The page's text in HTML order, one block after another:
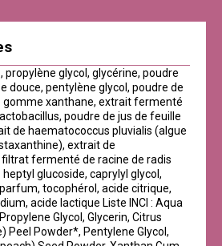
propylène glycol, glycérine, poudre
douce, pentylène glycol, poudre de
gomme xanthane, extrait fermenté
poudre de jus de feuille
de haematococcus pluvialis (algue
extrait de
fermenté de racine de radis
glucoside, caprylyl glycol,
tocophérol, acide citrique,
acide lactique Liste INCI : Aqua
Glycol, Glycerin, Citrus
Peel Powder*, Pentylene Glycol,